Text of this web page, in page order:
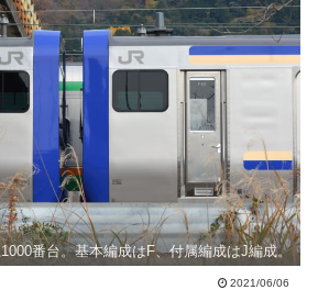
番台。基本編成はF、付属編成はJ編成。
2021/06/06